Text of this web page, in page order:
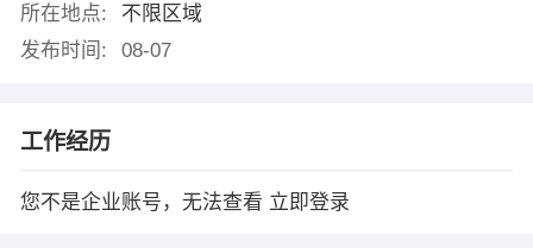
所在地点:
不限区域
发布时间:
08-07
工作经历
您不是企业账号，无法查看 立即登录